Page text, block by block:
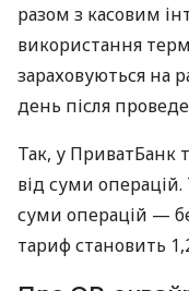
разом з касовим
використання
зараховуються на
день після
Так, у ПриватБанк
від суми
суми операцій —
тариф становить